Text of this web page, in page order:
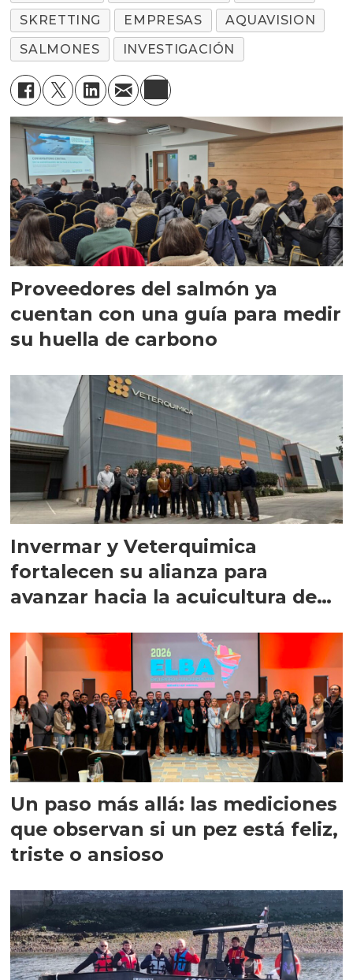
SKRETTING
EMPRESAS
AQUAVISION
SALMONES
INVESTIGACIÓN
Proveedores del salmón ya
cuentan con una guía para medir
su huella de carbono
Invermar y Veterquimica
fortalecen su alianza para
avanzar hacia la acuicultura de
Un paso más allá: las mediciones
que observan si un pez está feliz,
triste o ansioso